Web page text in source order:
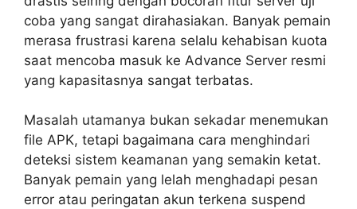
coba yang sangat dirahasiakan. Banyak pemain
merasa frustrasi karena selalu kehabisan kuota
saat mencoba masuk ke Advance Server resmi
yang kapasitasnya sangat terbatas.
Masalah utamanya bukan sekadar menemukan
file APK, tetapi bagaimana cara menghindari
deteksi sistem keamanan yang semakin ketat.
Banyak pemain yang lelah menghadapi pesan
error atau peringatan akun terkena suspend